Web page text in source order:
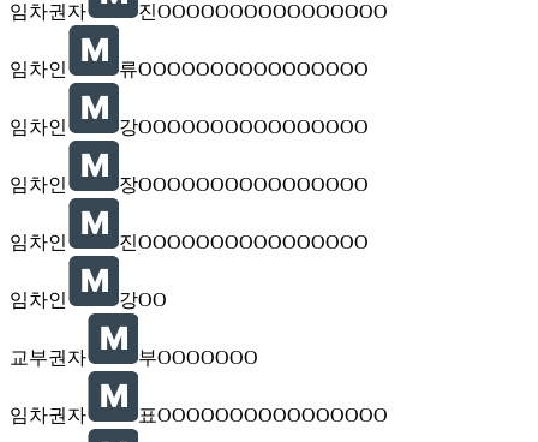
임차권자 진OOOOOOOOOOOOOOOO
임차인 류OOOOOOOOOOOOOOOO
임차인 강OOOOOOOOOOOOOOOO
임차인 장OOOOOOOOOOOOOOOO
임차인 진OOOOOOOOOOOOOOOO
임차인 강OO
교부권자 부OOOOOOO
임차권자 표OOOOOOOOOOOOOOOO